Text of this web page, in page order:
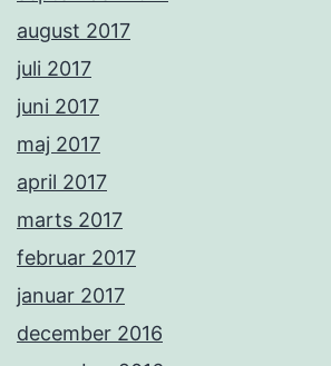
august 2017
juli 2017
juni 2017
maj 2017
april 2017
marts 2017
februar 2017
januar 2017
december 2016